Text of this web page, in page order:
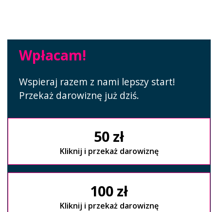
Wpłacam!
Wspieraj razem z nami lepszy start!
Przekaż darowiznę już dziś.
50 zł
Kliknij i przekaż darowiznę
100 zł
Kliknij i przekaż darowiznę